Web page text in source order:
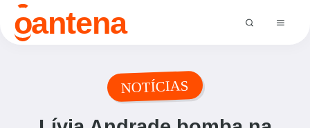
oantena
NOTÍCIAS